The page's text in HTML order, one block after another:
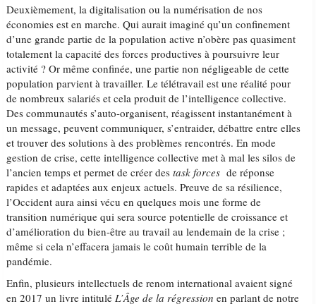
Deuxièmement, la digitalisation ou la numérisation de nos
économies est en marche. Qui aurait imaginé qu’un confinement
d’une grande partie de la population active n’obère pas quasiment
totalement la capacité des forces productives à poursuivre leur
activité ? Or même confinée, une partie non négligeable de cette
population parvient à travailler. Le télétravail est une réalité pour
de nombreux salariés et cela produit de l’intelligence collective.
Des communautés s’auto-organisent, réagissent instantanément à
un message, peuvent communiquer, s’entraider, débattre entre elles
et trouver des solutions à des problèmes rencontrés. En mode
gestion de crise, cette intelligence collective met à mal les silos de
l’ancien temps et permet de créer destask forcesde réponse
rapides et adaptées aux enjeux actuels. Preuve de sa résilience,
l’Occident aura ainsi vécu en quelques mois une forme de
transition numérique qui sera source potentielle de croissance et
d’amélioration du bien-être au travail au lendemain de la crise ;
même si cela n’effacera jamais le coût humain terrible de la
pandémie.
Enfin, plusieurs intellectuels de renom international avaient signé
en 2017 un livre intituléL’Âge de la régression en parlant de notre